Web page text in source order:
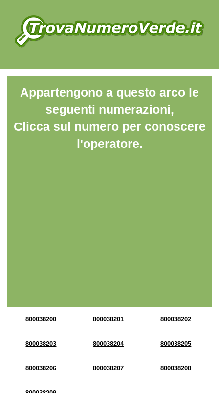
Appartengono a questo arco le
seguenti numerazioni,
Clicca sul numero per conoscere
l'operatore.
800038200 800038201 800038202
800038203 800038204 800038205
800038206 800038207 800038208